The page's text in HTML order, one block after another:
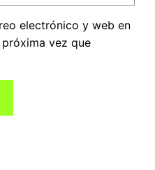
electrónico y web en
vez que